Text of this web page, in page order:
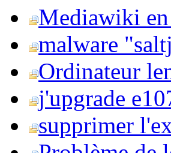
Mediawiki en
malware
Ordinateur
j'upgrade
supprimer